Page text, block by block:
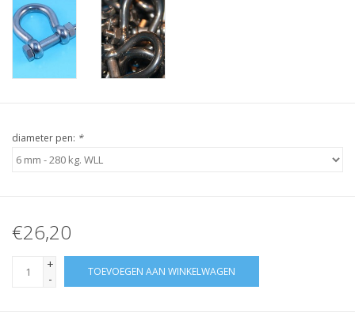
Rvs Staalkabel spanner
Staalkabel met coating
diameter pen: *
€26,20
+
-
TOEVOEGEN AAN WINKELWAGEN